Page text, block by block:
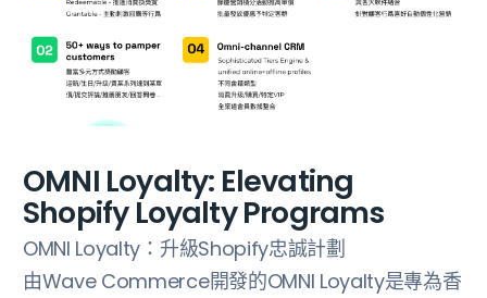
OMNI Loyalty: Elevating
Shopify Loyalty Programs
OMNI Loyalty：升級Shopify忠誠計劃
‍由Wave Commerce開發的OMNI Loyalty是專為香